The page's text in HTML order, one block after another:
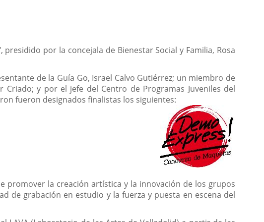
por la concejala de Bienestar Social y Familia, Rosa
de la Guía Go, Israel Calvo Gutiérrez; un miembro de
Criado; y por el jefe del Centro de Programas Juveniles del
fueron designados finalistas los siguientes:
promover la creación artística y la innovación de los grupos
de grabación en estudio y la fuerza y puesta en escena del